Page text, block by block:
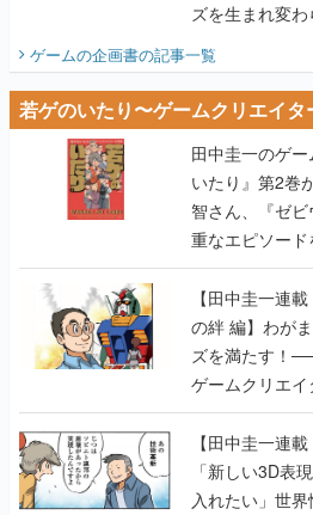
ズを生まれ変
ビュー】
ゲームの企画書の記事一覧
若ゲのいたり〜ゲームクリエイタ
田中圭一のゲ
いたり』第2巻
智さん、『ゼ
重なエピソー
【田中圭一連載
の絆 編】わが
ズを満たす！
ゲームクリエ
【若ゲのいた
【田中圭一連
「新しい3D表
入れたい」世